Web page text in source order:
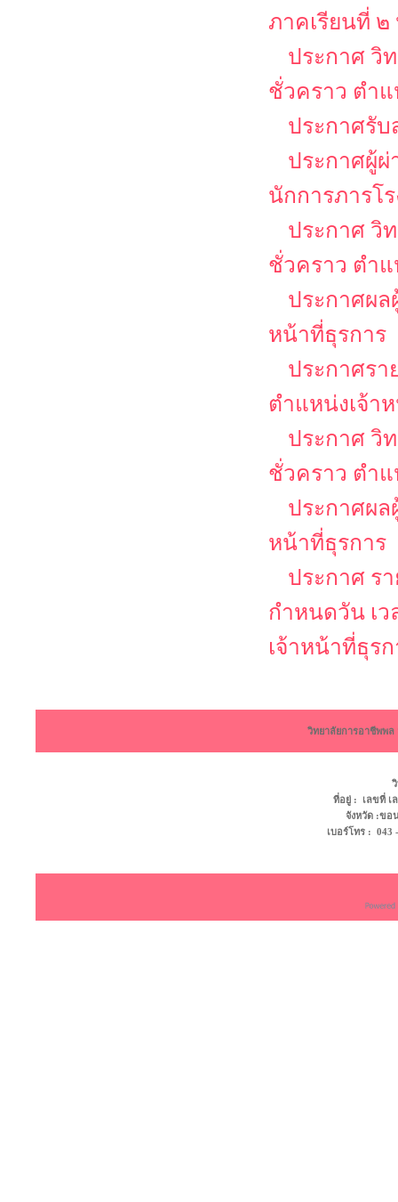
ภาคเรียนที่
ประกาศ วิ
ชั่วคราว ตำ
ประกาศรั
ประกาศผู้
นักการภารโร
ประกาศ วิ
ชั่วคราว ตำ
ประกาศผล
หน้าที่ธุรการ
ประกาศรา
ตำแหน่งเจ้า
ประกาศ วิ
ชั่วคราว ตำ
ประกาศผล
หน้าที่ธุรการ
ประกาศ ร
กำหนดวัน เ
เจ้าหน้าที่ธุร
วิทยาลัยการอาชีพพ
ที่อยู่ : เลขที่ เ
จังหวัด :ข
เบอร์โทร :